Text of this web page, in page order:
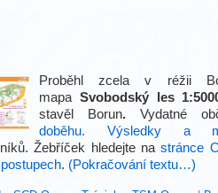
Proběhl zcela v réžii
mapa Svobodský les
stavěl Borun. Vydatné
doběhu. Výsledky a
Žebříček hledejte nastránce
. (Pokračování textu…)